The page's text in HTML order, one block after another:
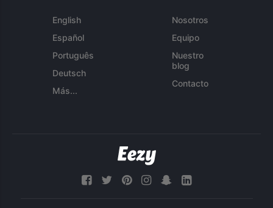
English
Español
Português
Deutsch
Más...
Nosotros
Equipo
Nuestro
blog
Contacto